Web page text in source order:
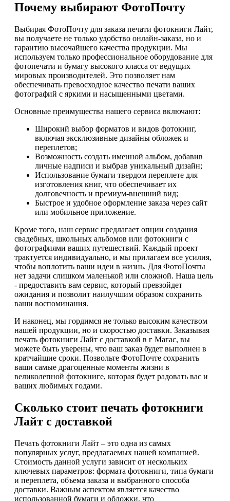
Почему выбирают ФотоПочту
Выбирая ФотоПочту для заказа печати фотокниги Лайт,
вы получаете не только удобство онлайн-заказа, но и
гарантию высочайшего качества продукции. Мы
используем только профессиональное оборудование для
фотопечати и бумагу высокого класса от ведущих
мировых производителей. Это позволяет нам
обеспечивать превосходное качество печати ваших
фотографий с яркими и насыщенными цветами.
Основные преимущества нашего сервиса включают:
Широкий выбор форматов и видов фотокниг,
включая эксклюзивные дизайны обложек и
переплетов;
Возможность создать именной альбом, добавив
личные надписи и выбрав уникальный дизайн;
Использование бумаги твердом переплете для
изготовления книг, что обеспечивает их
долговечность и премиум-внешний вид;
Быстрое и удобное оформление заказа через сайт
или мобильное приложение.
Кроме того, наш сервис предлагает опции создания
свадебных, школьных альбомов или фотокниги с
фотографиями ваших путешествий. Каждый проект
трактуется индивидуально, и мы прилагаем все усилия,
чтобы воплотить ваши идеи в жизнь. Для ФотоПочты
нет задачи слишком маленькой или сложной. Наша цель
- предоставить вам сервис, который превзойдет
ожидания и позволит наилучшим образом сохранить
ваши воспоминания.
И наконец, мы гордимся не только высоким качеством
нашей продукции, но и скоростью доставки. Заказывая
печать фотокниги Лайт с доставкой в г Магас, вы
можете быть уверены, что ваш заказ будет выполнен в
кратчайшие сроки. Позвольте ФотоПочте сохранить
ваши самые драгоценные моменты жизни в
великолепной фотокниге, которая будет радовать вас и
ваших любимых годами.
Сколько стоит печать фотокниги
Лайт с доставкой
Печать фотокниги Лайт – это одна из самых
популярных услуг, предлагаемых нашей компанией.
Стоимость данной услуги зависит от нескольких
ключевых параметров: формата фотокниги, типа бумаги
и переплета, объема заказа и выбранного способа
доставки. Важным аспектом является качество
использованной бумаги и обложки, что